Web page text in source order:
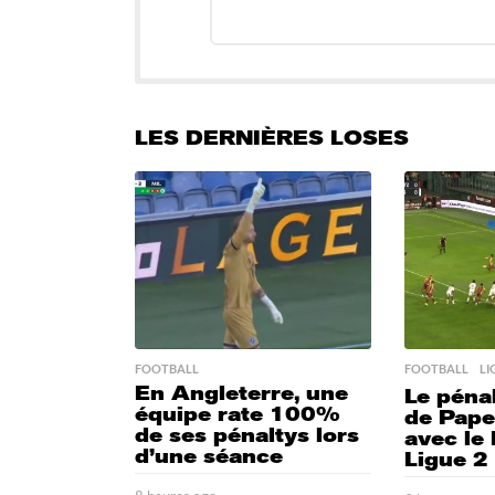
LES DERNIÈRES LOSES
FOOTBALL
En Angleterre, une
équipe rate 100%
de ses pénaltys lors
d’une séance
FOOTBALL ,
Le
de
avec le
Ligue 2